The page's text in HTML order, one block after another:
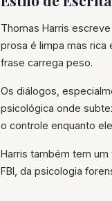
Thomas Harris
prosa é limpa mas rica
frase carrega peso.
Os diálogos,
psicológica onde
o controle enquanto
Harris também tem
FBI, da psicologia